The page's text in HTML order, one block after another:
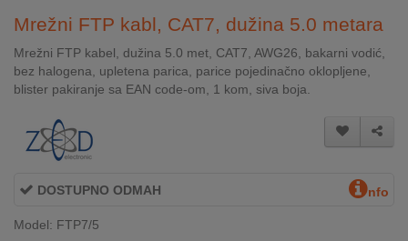
&
GAME
NALOG
AKCIJE
Mrežni FTP kabl, CAT7, dužina 5.0 metara
Mrežni FTP kabel, dužina 5.0 met, CAT7, AWG26, bakarni vodić,
bez halogena, upletena parica, parice pojedinačno oklopljene,
blister pakiranje sa EAN code-om, 1 kom, siva boja.
DOSTUPNO ODMAH nfo
Model: FTP7/5